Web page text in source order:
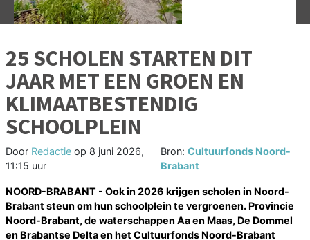
25 SCHOLEN STARTEN DIT
JAAR MET EEN GROEN EN
KLIMAATBESTENDIG
SCHOOLPLEIN
Door Redactie op 8 juni 2026,
11:15 uur
Bron:Cultuurfonds Noord-
Brabant
NOORD-BRABANT - Ook in 2026 krijgen scholen in Noord-
Brabant steun om hun schoolplein te vergroenen. Provincie
Noord-Brabant, de waterschappen Aa en Maas, De Dommel
en Brabantse Delta en het Cultuurfonds Noord-Brabant